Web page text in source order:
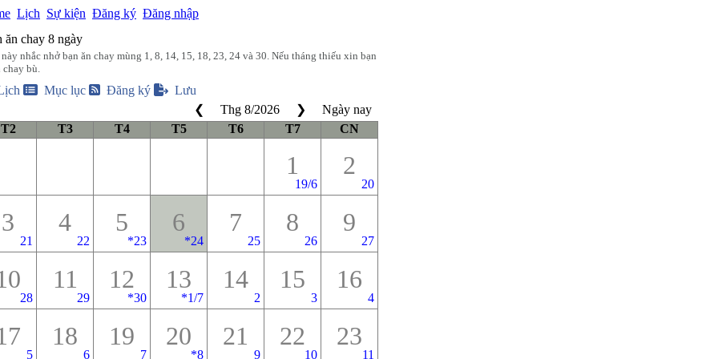
Lịch Sự kiện Đăng ký Đăng nhập
ăn chay 8 ngày
nhắc nhở bạn ăn chay mùng 1, 8, 14, 15, 18, 23, 24 và 30. Nếu tháng thiếu xin bạn
chay bù.
Mục lục Đăng ký
Lưu
❮
Thg 8/2026 ❯
Ngày nay
T2
T3 T4 T5 T6 T7 CN
1
19/6
2
20
3
21
4
22
5
*23
6
*24
7
25
8
26
9
27
28
11
29
12
*30
13
*1/7
14
2
15
3
16
4
5
18
6
19
7
20
*8
21
9
22
10
23
11